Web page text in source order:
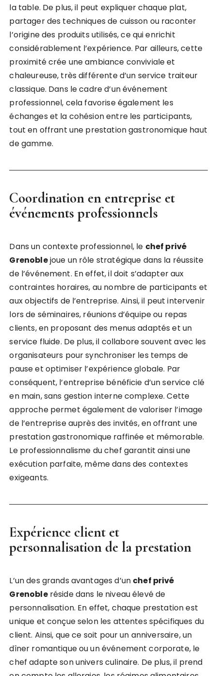
la table. De plus, il peut expliquer chaque plat,
partager des techniques de cuisson ou raconter
l’origine des produits utilisés, ce qui enrichit
considérablement l’expérience. Par ailleurs, cette
proximité crée une ambiance conviviale et
chaleureuse, très différente d’un service traiteur
classique. Dans le cadre d’un événement
professionnel, cela favorise également les
échanges et la cohésion entre les participants,
tout en offrant une prestation gastronomique haut
de gamme.
Coordination en entreprise et
événements professionnels
Dans un contexte professionnel, le chef privé
Grenoblejoue un rôle stratégique dans la réussite
de l’événement. En effet, il doit s’adapter aux
contraintes horaires, au nombre de participants et
aux objectifs de l’entreprise. Ainsi, il peut intervenir
lors de séminaires, réunions d’équipe ou repas
clients, en proposant des menus adaptés et un
service fluide. De plus, il collabore souvent avec les
organisateurs pour synchroniser les temps de
pause et optimiser l’expérience globale. Par
conséquent, l’entreprise bénéficie d’un service clé
en main, sans gestion interne complexe. Cette
approche permet également de valoriser l’image
de l’entreprise auprès des invités, en offrant une
prestation gastronomique raffinée et mémorable.
Le professionnalisme du chef garantit ainsi une
exécution parfaite, même dans des contextes
exigeants.
Expérience client et
personnalisation de la prestation
L’un des grands avantages d’un chef privé
Grenobleréside dans le niveau élevé de
personnalisation. En effet, chaque prestation est
unique et conçue selon les attentes spécifiques du
client. Ainsi, que ce soit pour un anniversaire, un
dîner romantique ou un événement corporate, le
chef adapte son univers culinaire. De plus, il prend